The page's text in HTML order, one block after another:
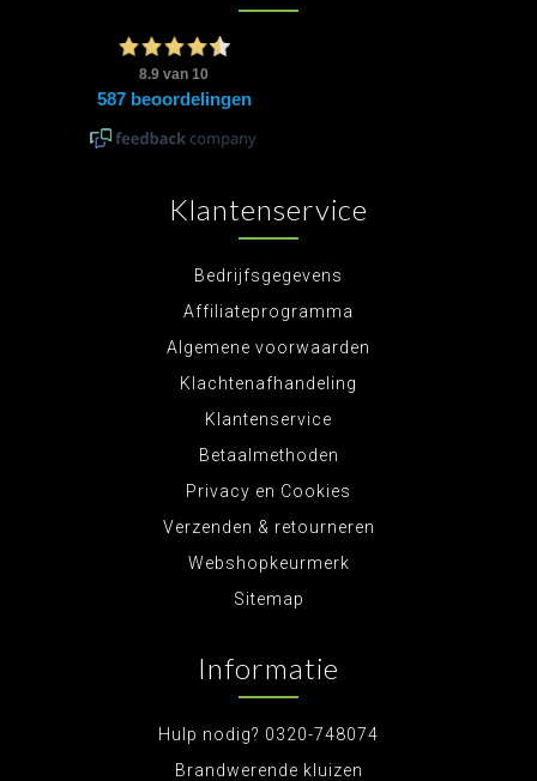
Klantenservice
Bedrijfsgegevens
Affiliateprogramma
Algemene voorwaarden
Klachtenafhandeling
Klantenservice
Betaalmethoden
Privacy en Cookies
Verzenden & retourneren
Webshopkeurmerk
Sitemap
Informatie
Hulp nodig? 0320-748074
Brandwerende kluizen